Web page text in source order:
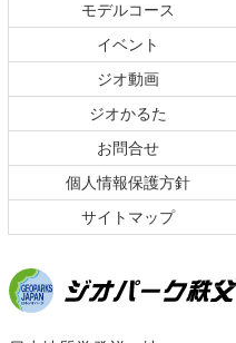
文
へ
へ
モデルコース
イベント
ジオ動画
ジオかるた
お問合せ
個人情報保護方針
サイトマップ